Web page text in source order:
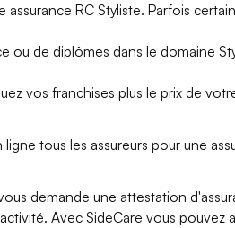
RC Styliste. Parfois
ou de diplômes dans le domaine
vos franchises plus le prix de
tous les assureurs pour une
demande une attestation
Avec SideCare vous pouvez